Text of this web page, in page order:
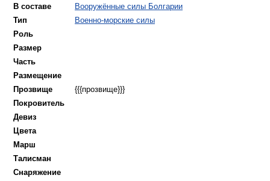
В составе
Вооружённые силы Болгарии
Тип
Военно-морские силы
Роль
Размер
Часть
Pазмещение
Прозвище
{{{прозвище}}}
Покровитель
Девиз
Цвета
Марш
Талисман
Снаряжение